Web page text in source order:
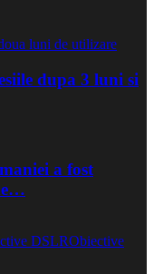
dupa 3 luni si
a fost
DSLRObiective